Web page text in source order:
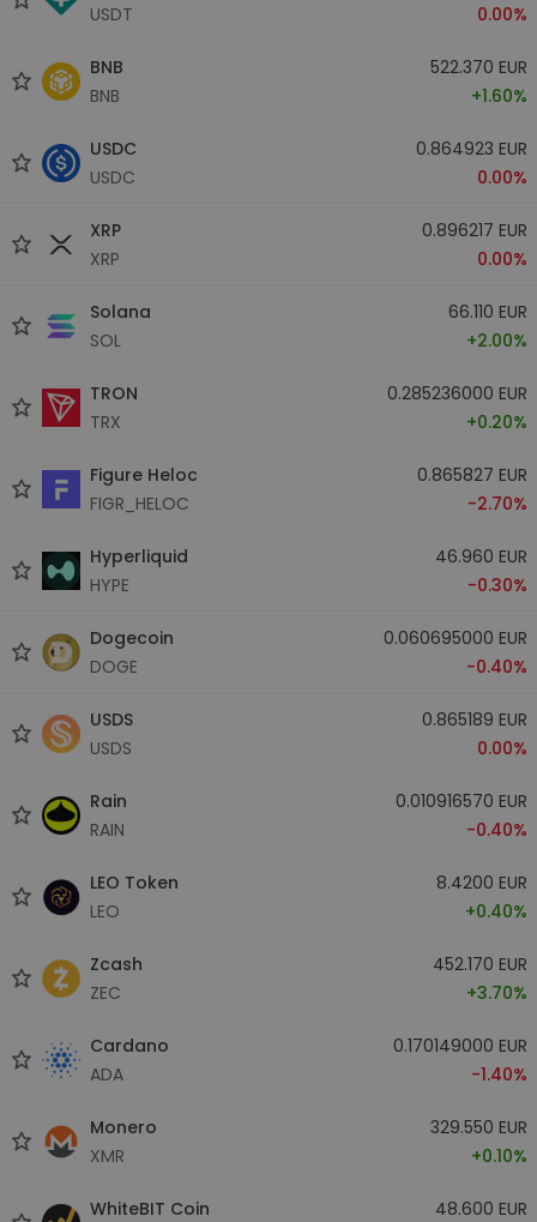
USDT
0.00%
BNB
BNB
522.370 EUR
+1.60%
USDC
USDC
0.864923 EUR
0.00%
XRP
XRP
0.896217 EUR
0.00%
Solana
SOL
66.110 EUR
+2.00%
TRON
TRX
0.285236000 EUR
+0.20%
Figure Heloc
FIGR_HELOC
0.865827 EUR
-2.70%
Hyperliquid
HYPE
46.960 EUR
-0.30%
Dogecoin
DOGE
0.060695000 EUR
-0.40%
USDS
USDS
0.865189 EUR
0.00%
Rain
RAIN
0.010916570 EUR
-0.40%
LEO Token
LEO
8.4200 EUR
+0.40%
Zcash
ZEC
452.170 EUR
+3.70%
Cardano
ADA
0.170149000 EUR
-1.40%
Monero
XMR
329.550 EUR
+0.10%
WhiteBIT Coin
48.600 EUR